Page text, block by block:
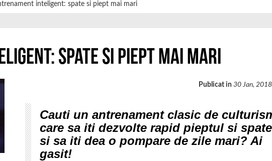
inteligent: spate si piept mai mari
spate si piept mai mari
Publicat in30 Jan, 2018
Cauti un antrenament clasic de
care sa iti dezvolte rapid pieptul si
si sa iti dea o pompare de zile mari? Ai
gasit!